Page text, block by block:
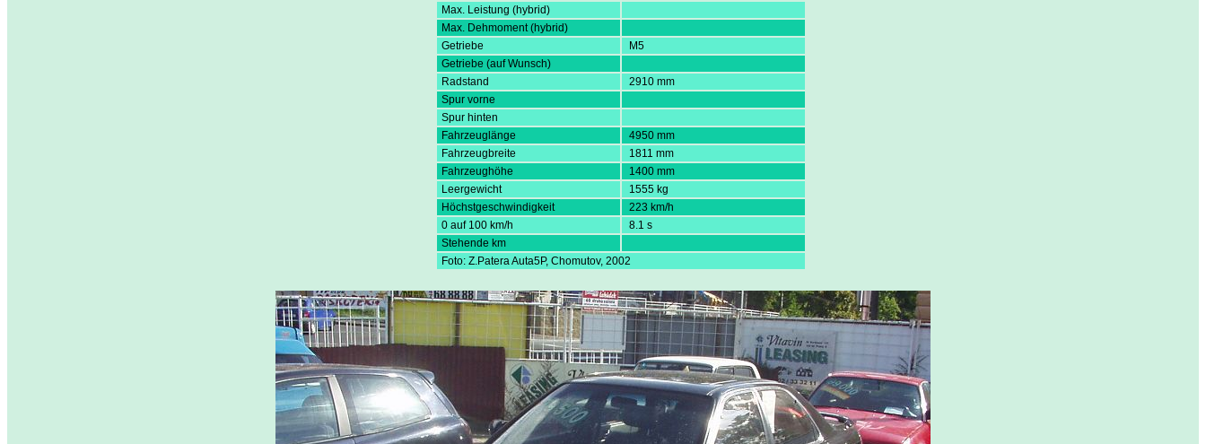
Max. Leistung (hybrid)
Max. Dehmoment (hybrid)
Getriebe
M5
Getriebe (auf Wunsch)
Radstand
2910 mm
Spur vorne
Spur hinten
Fahrzeuglänge
4950 mm
Fahrzeugbreite
1811 mm
Fahrzeughöhe
1400 mm
Leergewicht
1555 kg
Höchstgeschwindigkeit
223 km/h
0 auf 100 km/h
8.1 s
Stehende km
Foto: Z.Patera Auta5P, Chomutov, 2002